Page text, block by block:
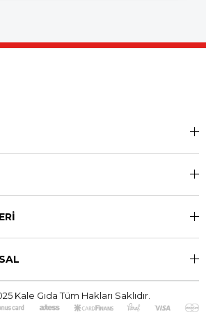
Kale Gıda Tüm Hakları Saklıdır.